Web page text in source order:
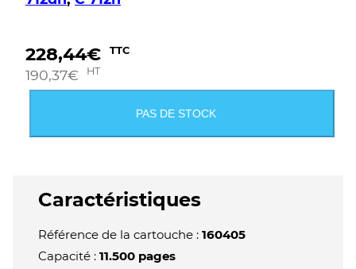
228,44€ TTC
190,37€ HT
PAS DE STOCK
Caractéristiques
Référence de la cartouche : 160405
Capacité : 11.500 pages